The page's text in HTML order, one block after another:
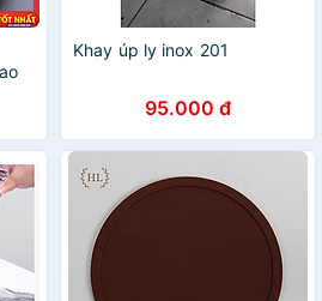
Khay úp ly inox 201
95.000 đ